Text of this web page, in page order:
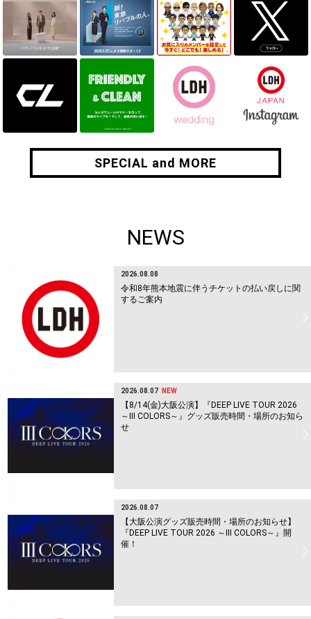
SPECIAL and MORE
SPECIAL and MORE
NEWS
2026.08.08
令和8年熊本地震に伴うチケットの払い戻しに関
するご案内
2026.08.07 NEW
【8/14(金)大阪公演】『DEEP LIVE TOUR 2026
～Ⅲ COLORS～』グッズ販売時間・場所のお知ら
せ
2026.08.07
【大阪公演グッズ販売時間・場所のお知らせ】
『DEEP LIVE TOUR 2026 ～Ⅲ COLORS～』開
催！